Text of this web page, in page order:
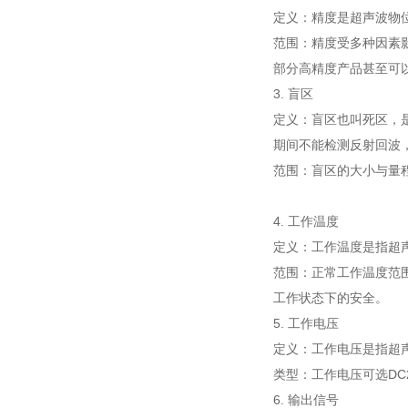
定义：精度是超声波物
范围：精度受多种因素
部分高精度产品甚至可
3. 盲区
定义：盲区也叫死区，
期间不能检测反射回波
范围：盲区的大小与量
4. 工作温度
定义：工作温度是指超
范围：正常工作温度
工作状态下的安全。
5. 工作电压
定义：工作电压是指超
类型：工作电压可选
6. 输出信号